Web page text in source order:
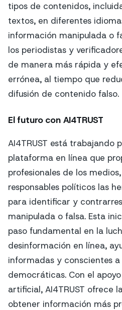
tipos de contenidos,
textos, en diferentes
información manipulada o
los periodistas y
de manera más rápida y
errónea, al tiempo que
difusión de contenido falso.
El futuro con AI4TRUST
AI4TRUST está trabajando
plataforma en línea que
profesionales de los
responsables políticos las
para identificar y
manipulada o falsa. Esta
paso fundamental en la
desinformación en línea,
informadas y conscientes
democráticas. Con el
artificial, AI4TRUST ofrece
obtener información más